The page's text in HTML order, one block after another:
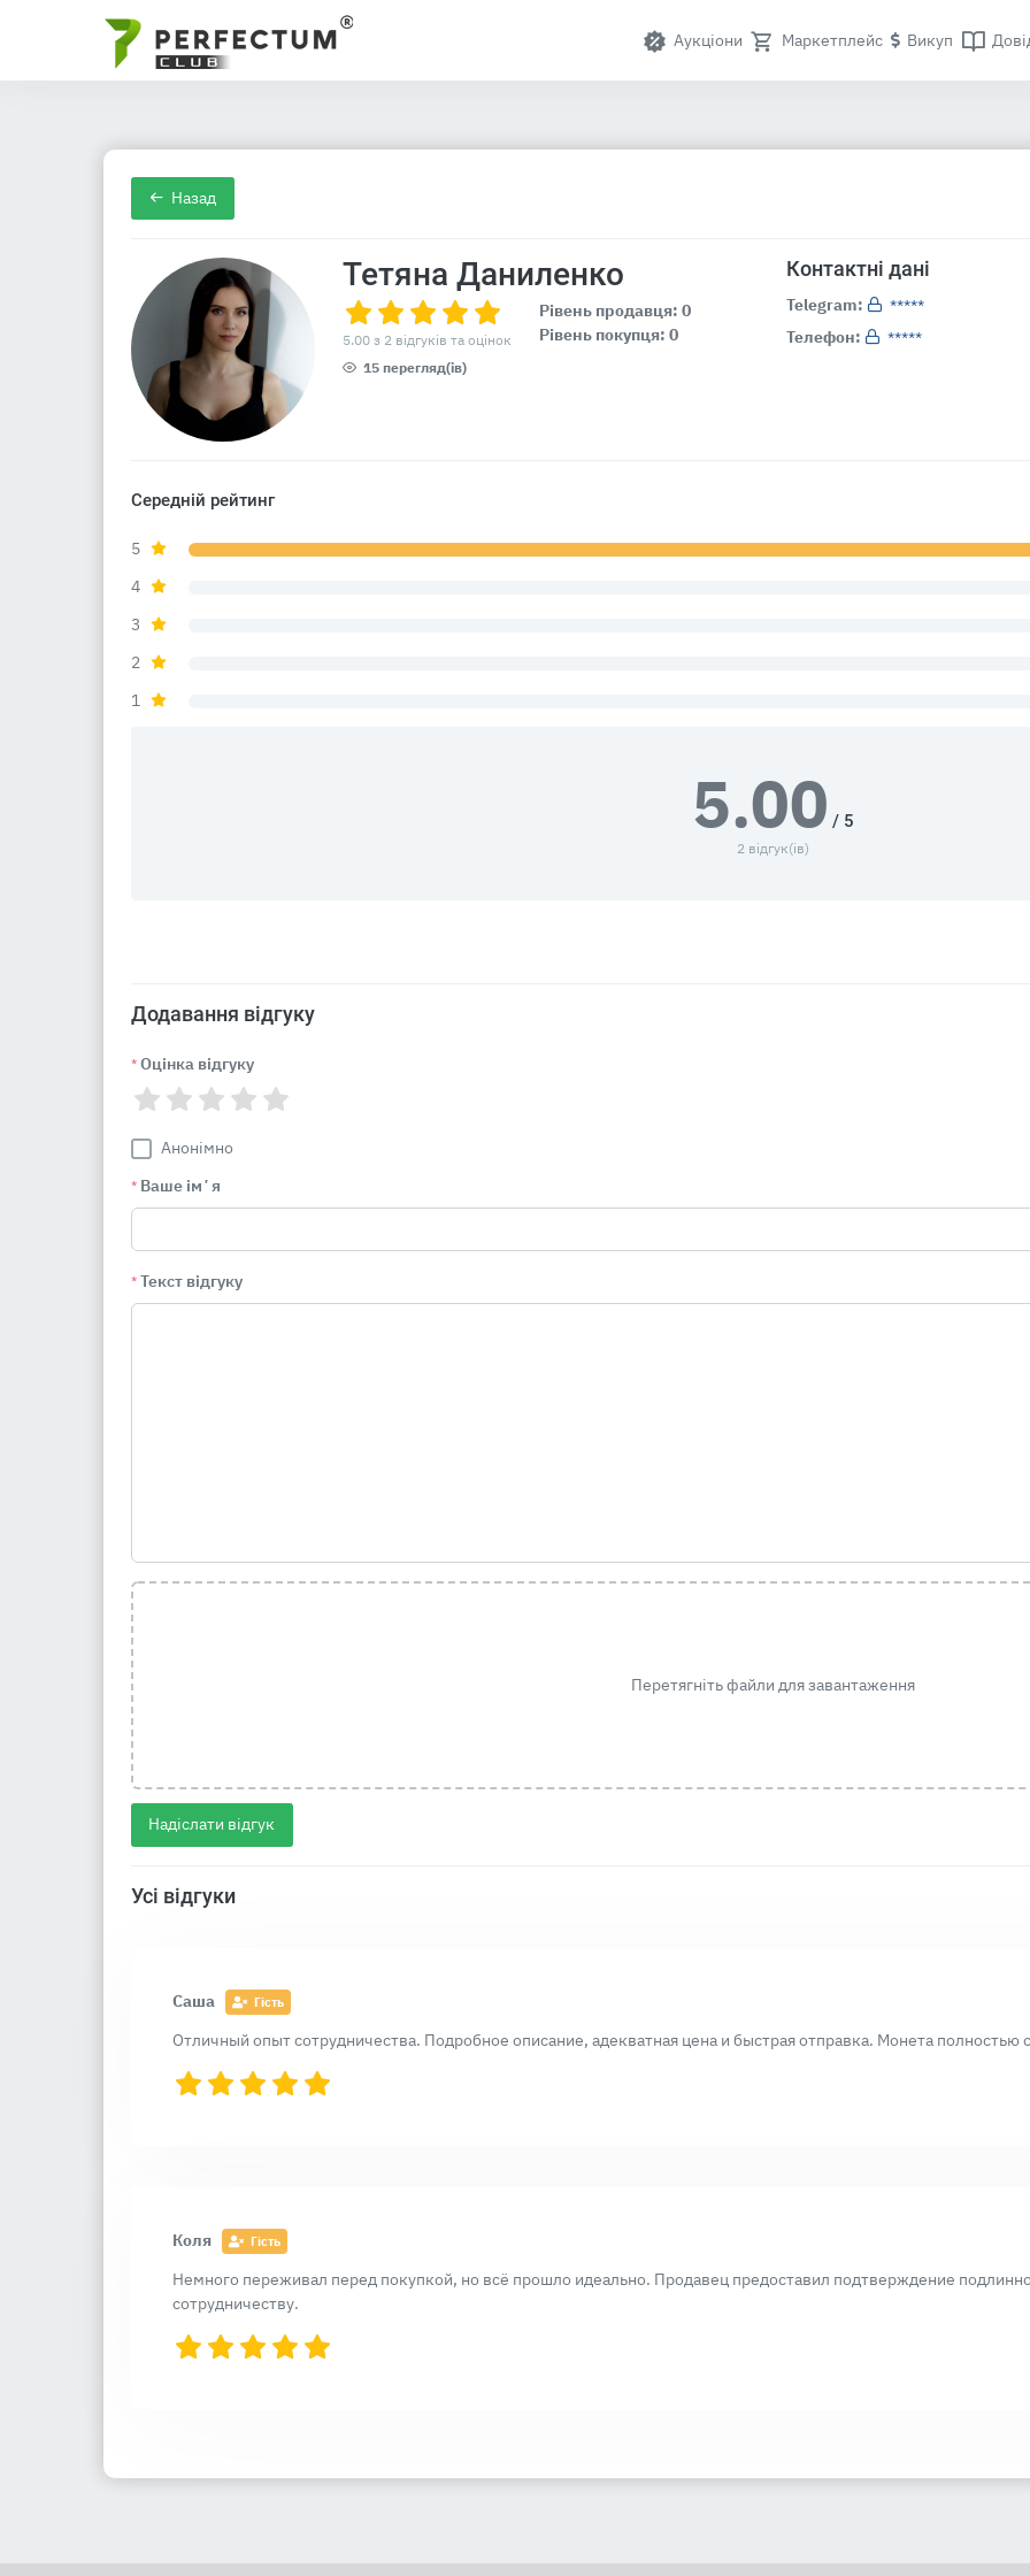
Аукціони Маркетплейс Викуп
Назад
Тетяна Даниленко
5.00 з 2 відгуків та оцінок
15 перегляд(ів)
Рівень продавця: 0
Рівень покупця: 0
Контактні дані
Telegram:
*****
Телефон:
*****
Середній рейтинг
5
4
3
2
1
5.00 / 5
2 відгук(ів)
Додавання відгуку
* Оцінка відгуку
Анонімно
* Ваше імʼя
* Текст відгуку
Перетягніть файли для завантаження
Надіслати відгук
Усі відгуки
Саша Гість
Отличный опыт сотрудничества. Подробное описание, адекватная цена и быстрая отправка. Монета полностью
Коля Гість
Немного переживал перед покупкой, но всё прошло идеально. Продавец предоставил подтверждение
сотрудничеству.